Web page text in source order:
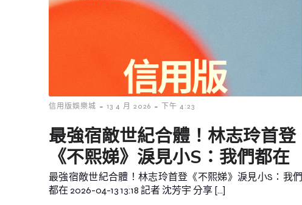
信用版娛樂城 - 13 4 月 2026 - 下午 4:23
最強宿敵世紀合體！林志玲首登
《不熙娣》淚見小S：我們都在
最強宿敵世紀合體！林志玲首登《不熙娣》淚見小S：我們
都在 2026-04-13 13:18 記者 沈芳宇 分享 […]